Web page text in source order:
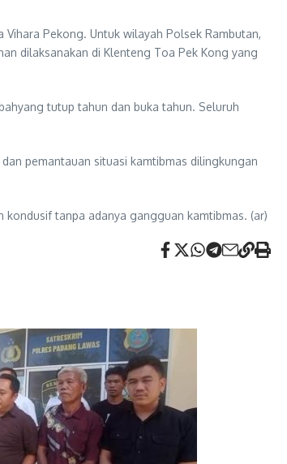
Pekong. Untuk wilayah Polsek Rambutan,
dilaksanakan di Klenteng Toa Pek Kong yang
tutup tahun dan buka tahun. Seluruh
pemantauan situasi kamtibmas dilingkungan
tanpa adanya gangguan kamtibmas. (ar)